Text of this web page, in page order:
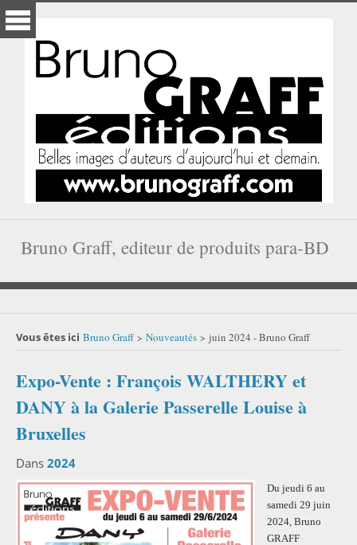
Bruno Graff, editeur de produits para-BD
Vous êtes ici Bruno Graff > Nouveautés > juin 2024 - Bruno Graff
Expo-Vente : François WALTHERY et
DANY à la Galerie Passerelle Louise à
Bruxelles
Dans 2024
Du jeudi 6 au
samedi 29 juin
2024, Bruno
GRAFF